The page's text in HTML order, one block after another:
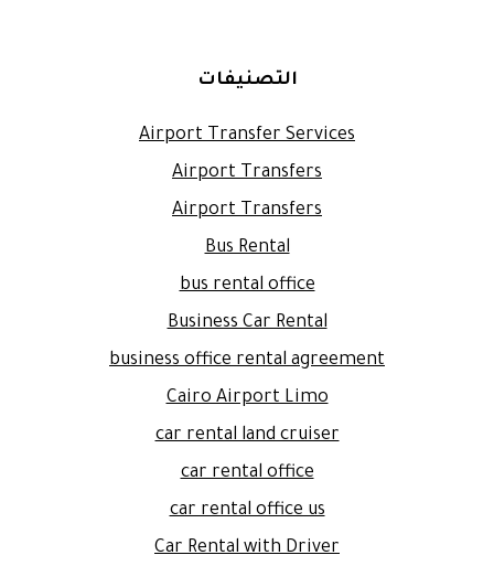
التصنيفات
Airport Transfer Services
Airport Transfers
Airport Transfers
Bus Rental
bus rental office
Business Car Rental
business office rental agreement
Cairo Airport Limo
car rental land cruiser
car rental office
car rental office us
Car Rental with Driver